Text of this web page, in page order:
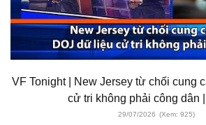
VF Tonight | New Jersey từ chối cung
cử tri không phải công dân
29/07/2026 (Xem: 925)